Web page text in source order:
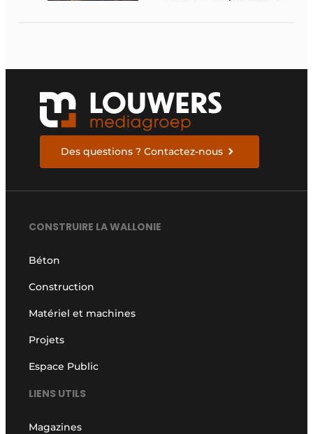
Des questions ? Contactez-nous
CONSTRUIRE LA WALLONIE
Béton
Construction
Matériel et machines
Projets
Espace Public
LIENS UTILS
Magazines